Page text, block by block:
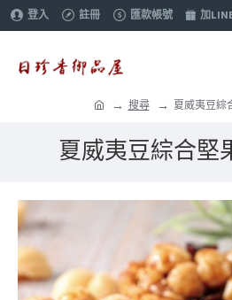
登入 註冊 匯款帳號 加
搜尋 夏威夷豆綜
夏威夷豆綜合堅